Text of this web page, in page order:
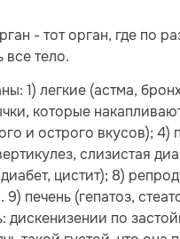
- тот орган, где по
все тело.
1) легкие (астма,
которые
и острого вкусов);
слизистая
цистит); 8)
печень (гепатоз,
по